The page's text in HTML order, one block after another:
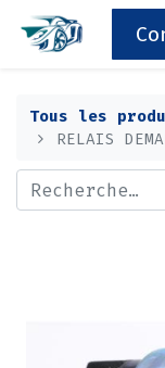
Tous les
RELAIS